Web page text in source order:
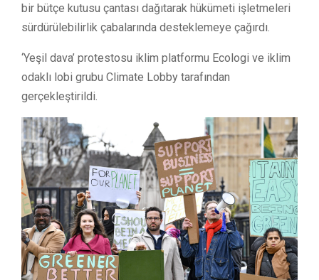
bir bütçe kutusu çantası dağıtarak hükümeti işletmeleri
sürdürülebilirlik çabalarında desteklemeye çağırdı.
‘Yeşil dava’ protestosu iklim platformu Ecologi ve iklim
odaklı lobi grubu Climate Lobby tarafından
gerçekleştirildi.